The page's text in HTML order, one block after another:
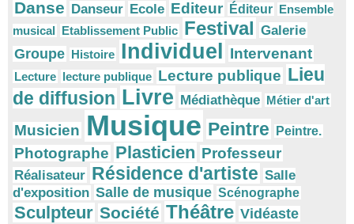
Danse Danseur Ecole Editeur Éditeur Ensemble
musical Etablissement Public Festival Galerie
Groupe Histoire Individuel Intervenant
Lecture lecture publique Lecture publique Lieu
de diffusion Livre Médiathèque Métier d'art
Musicien Musique Peintre Peintre.
Photographe Plasticien Professeur
Réalisateur Résidence d'artiste Salle
d'exposition Salle de musique Scénographe
Sculpteur Société Théâtre Vidéaste